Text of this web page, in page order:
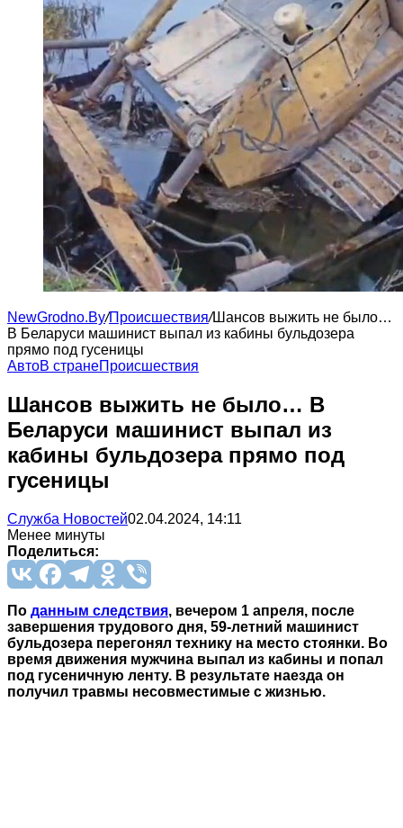
NewGrodno.By/Происшествия/Шансов выжить не было…
В Беларуси машинист выпал из кабины бульдозера
прямо под гусеницы
АвтоВ странеПроисшествия
Шансов выжить не было… В
Беларуси машинист выпал из
кабины бульдозера прямо под
гусеницы
Служба Новостей02.04.2024, 14:11
Менее минуты
Поделиться:
По данным следствия, вечером 1 апреля, после
завершения трудового дня, 59-летний машинист
бульдозера перегонял технику на место стоянки. Во
время движения мужчина выпал из кабины и попал
под гусеничную ленту. В результате наезда он
получил травмы несовместимые с жизнью.